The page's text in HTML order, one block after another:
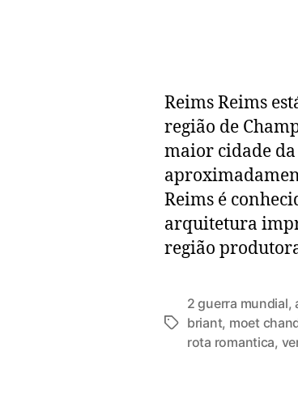
Reims Reims
região de
maior cidade
Reims é
arquitetura
região
2 guerra mundial,
briant, moet
rota romantica,